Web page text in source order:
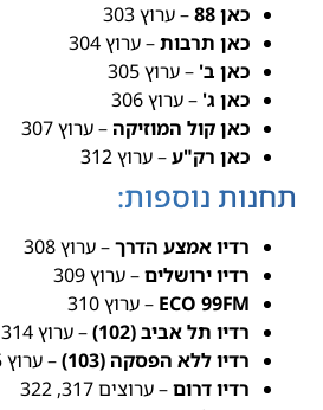
כאן 88
– ערוץ 303
כאן תרבות– ערוץ 304
כאן ב' – ערוץ 305
כאן ג' – ערוץ 306
כאן קול המוזיקה – ערוץ 307
כאן רק"ע– ערוץ 312
תחנות נוספות:
רדיו אמצע הדרך– ערוץ 308
רדיו ירושלים– ערוץ 309
ECO 99FM – ערוץ 310
רדיו תל אביב (102)
– ערוץ 314
רדיו ללא הפסקה (103)
– ערוץ 315
רדיו דרום– ערוצים 317, 322